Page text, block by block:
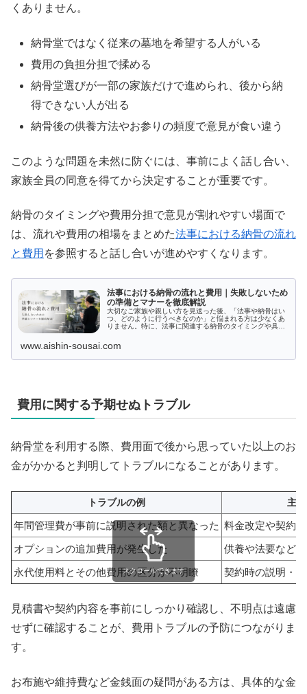
くありません。
納骨堂ではなく従来の墓地を希望する人がいる
費用の負担分担で揉める
納骨堂選びが一部の家族だけで進められ、後から納
得できない人が出る
納骨後の供養方法やお参りの頻度で意見が食い違う
このような問題を未然に防ぐには、事前によく話し合い、
家族全員の同意を得てから決定することが重要です。
納骨のタイミングや費用分担で意見が割れやすい場面で
は、流れや費用の相場をまとめた法事における納骨の流れ
と費用 を参照すると話し合いが進めやすくなります。
法事における納骨の流れと費用｜失敗しないため
の準備とマナーを徹底解説
大切なご家族や親しい方を見送った後、「法事や納骨はい
つ、どのように行うべきなのか」と悩まれる方は少なくあ
りません。特に、法事に関連する納骨のタイミングや具体
www.aishin-sousai.com
費用に関する予期せぬトラブル
納骨堂を利用する際、費用面で後から思っていた以上のお
金がかかると判明してトラブルになることがあります。
トラブルの例 主
年間管理費が事前に説明された額と異なった 料金改定や契約
オプションの追加費用が発生した
供養や法要など
永代使用料とその他費用の区分が不明瞭
契約時の説明・
スクロールできます
見積書や契約内容を事前にしっかり確認し、不明点は遠慮
せずに確認することが、費用トラブルの予防につながりま
す。
お布施や維持費など金銭面の疑問がある方は、具体的な金